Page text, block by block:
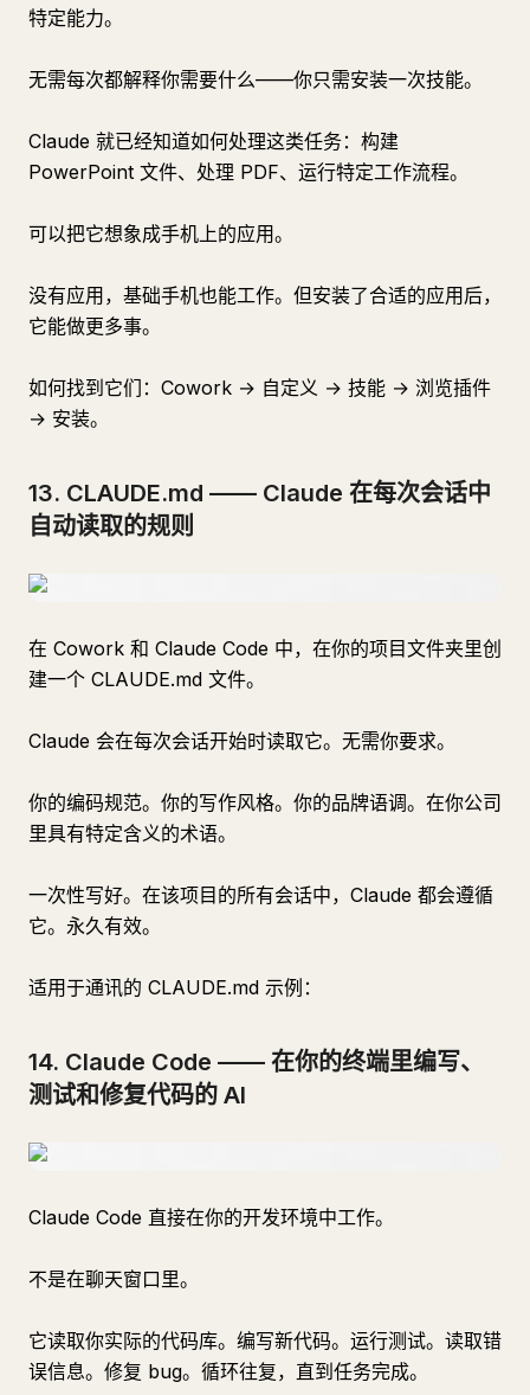
特定能力。
无需每次都解释你需要什么——你只需安装一次技能。
Claude 就已经知道如何处理这类任务：构建
PowerPoint 文件、处理 PDF、运行特定工作流程。
可以把它想象成手机上的应用。
没有应用，基础手机也能工作。但安装了合适的应用后，
它能做更多事。
如何找到它们：Cowork → 自定义 → 技能 → 浏览插件
→ 安装。
13. CLAUDE.md —— Claude 在每次会话中
自动读取的规则
在 Cowork 和 Claude Code 中，在你的项目文件夹里创
建一个 CLAUDE.md 文件。
Claude 会在每次会话开始时读取它。无需你要求。
你的编码规范。你的写作风格。你的品牌语调。在你公司
里具有特定含义的术语。
一次性写好。在该项目的所有会话中，Claude 都会遵循
它。永久有效。
适用于通讯的 CLAUDE.md 示例：
14. Claude Code —— 在你的终端里编写、
测试和修复代码的 AI
Claude Code 直接在你的开发环境中工作。
不是在聊天窗口里。
它读取你实际的代码库。编写新代码。运行测试。读取错
误信息。修复 bug。循环往复，直到任务完成。